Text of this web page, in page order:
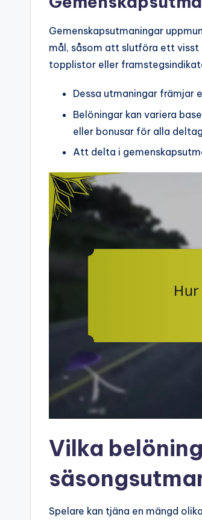
Gemenskapsutmaningar
mål, såsom att slutföra ett visst
topplistor eller
Dessa utmaningar främjar
Belöningar kan variera
eller bonusar för alla
Att delta i
Vilka
Spelare kan tjäna en mängd